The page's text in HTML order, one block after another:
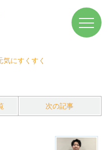
気にすくすく
次の記事